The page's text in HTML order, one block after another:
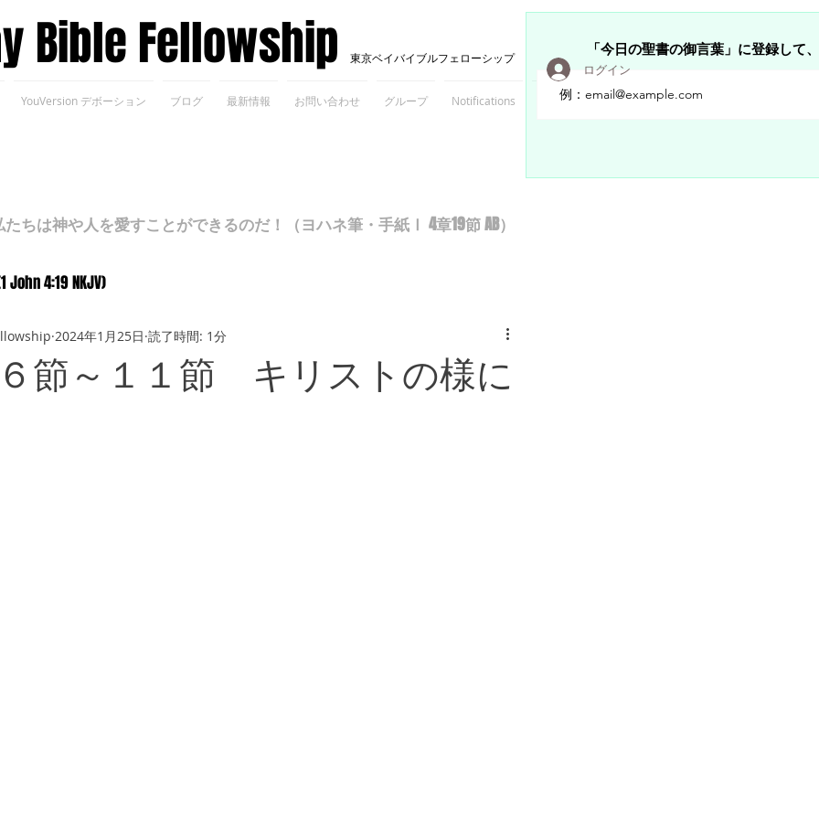
Bible Fellowship 東京ベイバイブルフェローシップ
YouVersion デボーション ブログ 最新情報 お問い合わせ グループ Notifications Members
「今日の聖書の御言葉」に登録して
ログイン
ちは神や人を愛すことができるのだ！（ヨハネ筆・手紙Ⅰ 4章19節 AB）
John 4:19 NKJV)
節～１１節 キリストの様に
2024年1月25日 読了時間: 1分